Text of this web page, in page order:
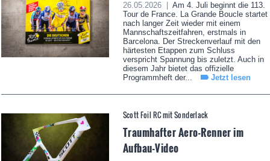
26.05.2026 |
Am 4. Juli beginnt die 113.
Tour de France. La Grande Boucle startet
nach langer Zeit wieder mit einem
Mannschaftszeitfahren, erstmals in
Barcelona. Der Streckenverlauf mit den
härtesten Etappen zum Schluss
verspricht Spannung bis zuletzt. Auch in
diesem Jahr bietet das offizielle
Programmheft der...
Jetzt lesen
Scott Foil RC mit Sonderlack
Traumhafter Aero-Renner im
Aufbau-Video